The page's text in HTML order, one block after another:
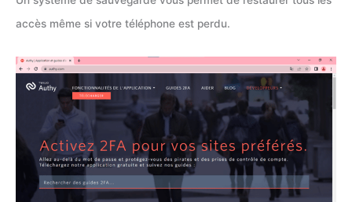
accès même si votre téléphone est perdu.